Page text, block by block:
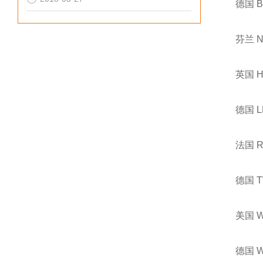
德国
芬兰
英国
德国
法国
德国
美国
德国